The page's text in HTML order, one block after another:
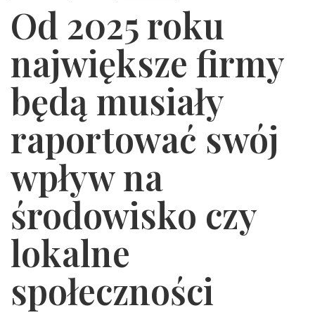
Od 2025 roku
największe firmy
będą musiały
raportować swój
wpływ na
środowisko czy
lokalne
społeczności